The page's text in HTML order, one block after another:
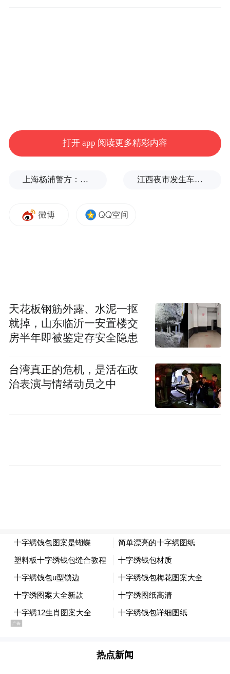
计约50亿元。累计获得国家级科技奖励43
项，省部级科研奖励419项。2020年示范区本
科技创新平台布局不断优化。先后批准建设
立了陕西省杂交油菜研究中心，杂交油菜研
究中心原来在渭南大荔县，10年前迁移到杨
凌示范区，我们对杂交油菜研究中心给予了
技术创新中心分中心，获批建设陕西省作物
育种共性技术研发平台。培育了嘉禾药业、
陕果集团等一批省级“四主体一联合”平台和
才达到93人次，“新世纪百千万人才工程”国
家级人选、享受国务院特殊津贴人员、三秦
学者等人才达到193人次。示范区通过建设产
业创新中心，构建了“院士+技术委员会+专家
工作室”人才体系，集聚了12名两院院士和近
服务保障国家粮食安全 种业发展成效显著
打开 app 阅读更多精彩内容
上海杨浦警方：男子为博取关注发布涉台风不实信息，被拘 江西夜市发生车祸，警方通报：司机酒后驾驶，7人受伤
天花板钢筋外露、水泥一抠
就掉，山东临沂一安置楼交
房半年即被鉴定存安全隐患
台湾真正的危机，是活在政
治表演与情绪动员之中
热点新闻